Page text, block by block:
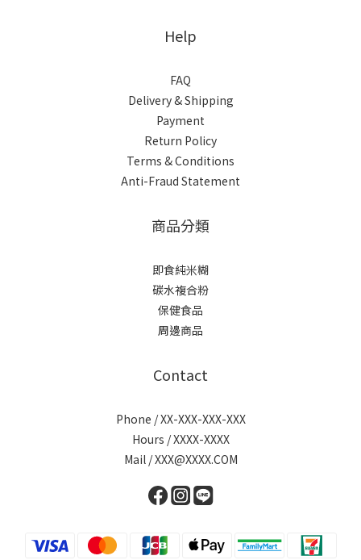
Help
FAQ
Delivery & Shipping
Payment
Return Policy
Terms & Conditions
Anti-Fraud Statement
商品分類
即食純米糊
碳水複合粉
保健食品
周邊商品
Contact
Phone / XX-XXX-XXX-XXX
Hours / XXXX-XXXX
Mail / XXX@XXXX.COM